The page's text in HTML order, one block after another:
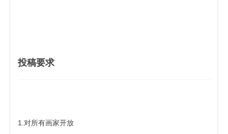
投稿要求
1.对所有画家开放